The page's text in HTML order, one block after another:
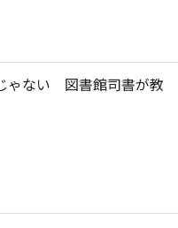
ゃない 図書館司書が教